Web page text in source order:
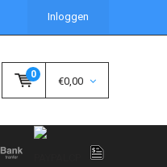
Inloggen
0
€0,00